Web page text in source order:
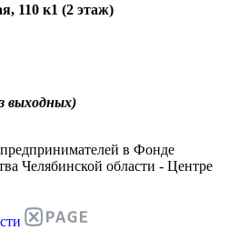
110 к1 (2 этаж)
выходных)
в Фонде
Челябинской области - Центре